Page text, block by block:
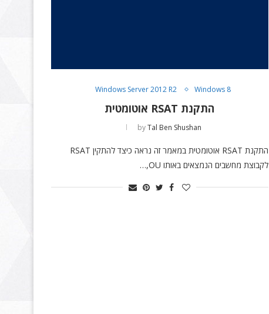
Windows 8
Windows Server 2012 R2
התקנת RSAT אוטומטית
byTal Ben Shushan
התקנת RSAT אוטומטית במאמר זה נראה כיצד להתקין RSAT
לקבוצת מחשבים הנמצאים באותו OU,…